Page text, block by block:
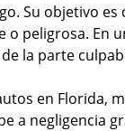
Su objetivo es
peligrosa. En
la parte
en Florida,
a negligencia